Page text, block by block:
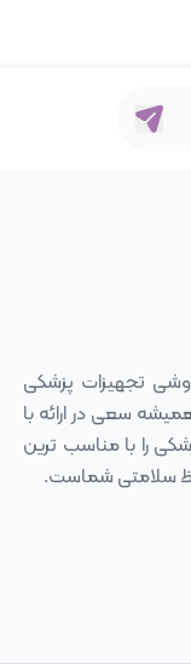
تجهیزات پزشکی
۱۳۹۳ آغاز نموده است و همیشه سعی در ارائه با
را با مناسب ترین
سلامتی شماست.